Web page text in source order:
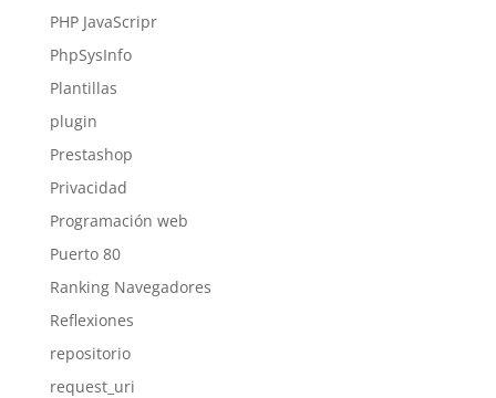
PHP JavaScripr
PhpSysInfo
Plantillas
plugin
Prestashop
Privacidad
Programación web
Puerto 80
Ranking Navegadores
Reflexiones
repositorio
request_uri